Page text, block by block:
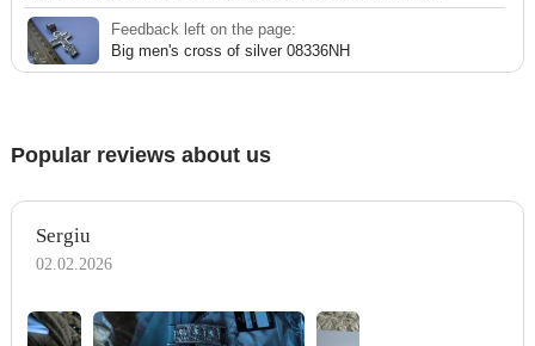
Feedback left on the page:
Big men's cross of silver 08336NH
Popular reviews about us
Sergiu
02.02.2026